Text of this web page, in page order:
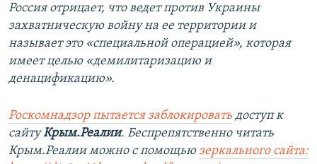
Россия отрицает, что ведет против Украины
захватническую войну на ее территории и
называет это «специальной операцией», которая
имеет целью «демилитаризацию и
денацификацию».
Роскомнадзор пытается заблокировать доступ к
сайтуКрым.Реалии. Беспрепятственно читать
Крым.Реалии можно с помощью зеркального сайта: